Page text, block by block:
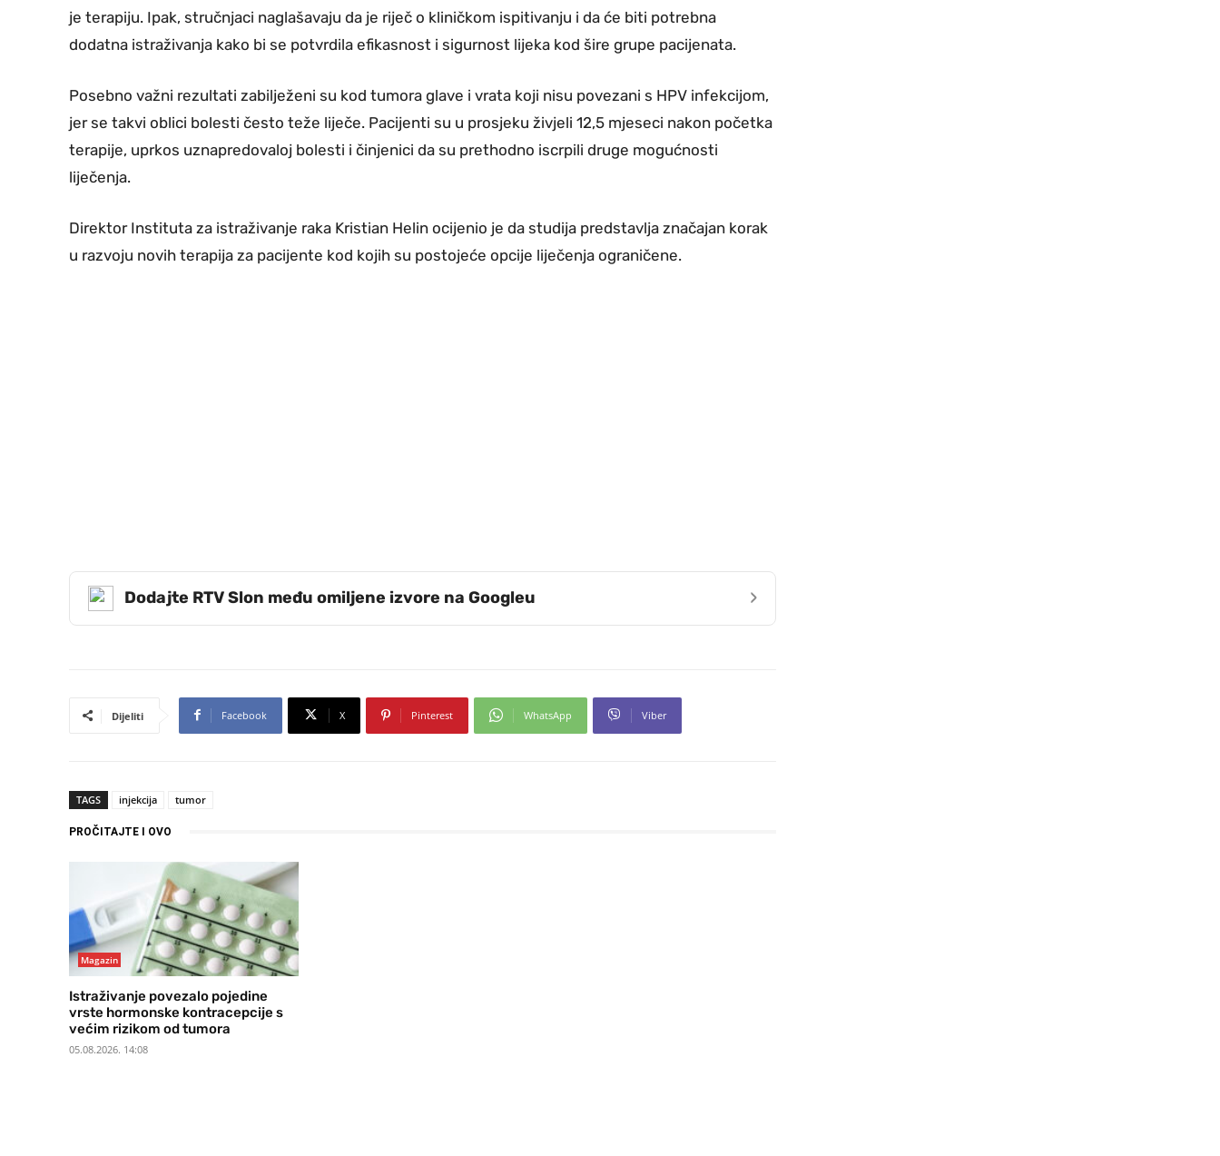
je terapiju. Ipak, stručnjaci naglašavaju da je riječ o kliničkom ispitivanju i da će biti potrebna
dodatna istraživanja kako bi se potvrdila efikasnost i sigurnost lijeka kod šire grupe pacijenata.
Posebno važni rezultati zabilježeni su kod tumora glave i vrata koji nisu povezani s HPV infekcijom,
jer se takvi oblici bolesti često teže liječe. Pacijenti su u prosjeku živjeli 12,5 mjeseci nakon početka
terapije, uprkos uznapredovaloj bolesti i činjenici da su prethodno iscrpili druge mogućnosti
liječenja.
Direktor Instituta za istraživanje raka Kristian Helin ocijenio je da studija predstavlja značajan korak
u razvoju novih terapija za pacijente kod kojih su postojeće opcije liječenja ograničene.
Dodajte RTV Slon među omiljene izvore na Googleu ›
Dijeliti Facebook X Pinterest WhatsApp Viber
TAGS injekcija tumor
PROČITAJTE I OVO
Magazin
Istraživanje povezalo pojedine
vrste hormonske kontracepcije s
većim rizikom od tumora
05.08.2026. 14:08